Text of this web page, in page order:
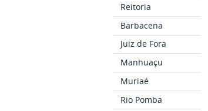
Reitoria
Barbacena
Juiz de Fora
Manhuaçu
Muriaé
Rio Pomba